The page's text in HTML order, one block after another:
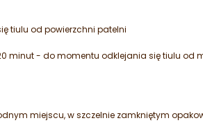
tiulu od powierzchni patelni
minut - do momentu odklejania się tiulu od
miejscu, w szczelnie zamkniętym